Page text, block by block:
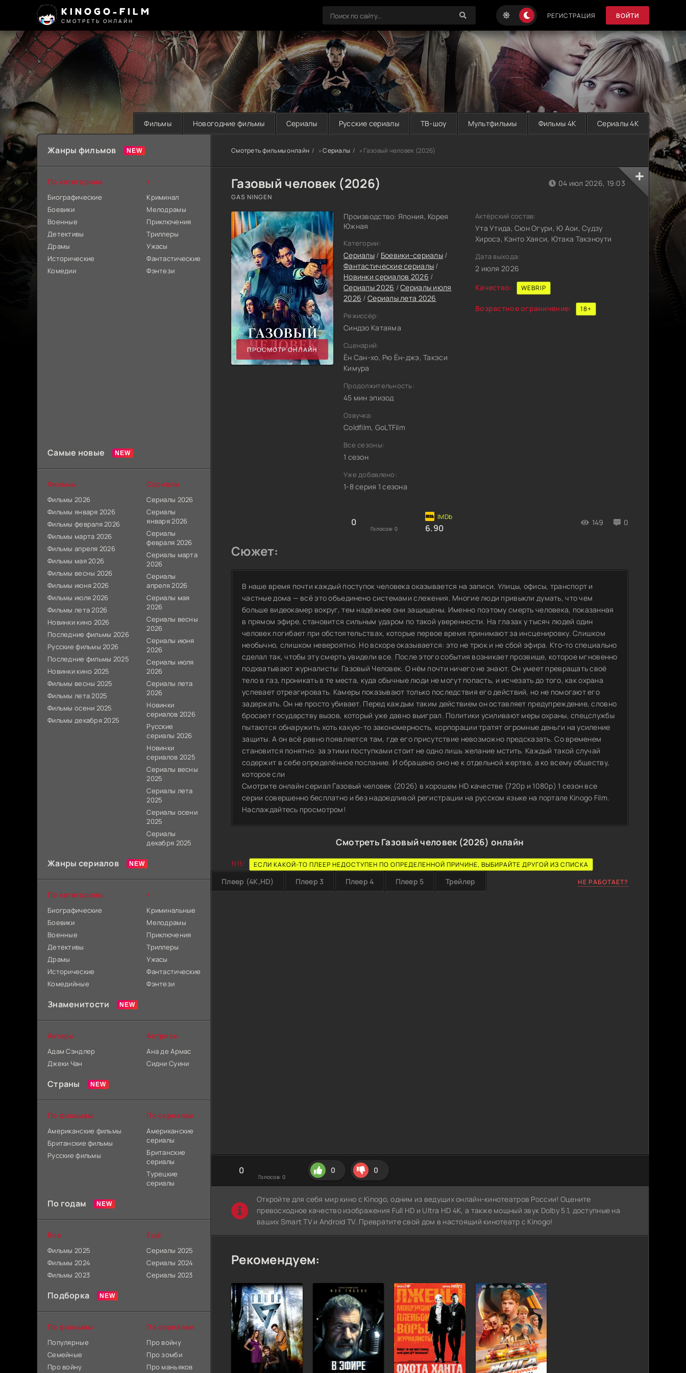
KINOGO-FILM
СМОТРЕТЬ ОНЛАЙН
РЕГИСТРАЦИЯ ВОЙТИ
Фильмы Новогодние фильмы Сериалы Русские сериалы ТВ-шоу Мультфильмы Фильмы 4K Сериалы 4K
Смотреть фильмы онлайн »Сериалы » Газовый человек (2026)
Газовый человек (2026)
GAS NINGEN
ПРОСМОТР ОНЛАЙН
Производство: Япония, Корея
Южная
Категории:
Сериалы/ Боевики-сериалы /
Фантастические сериалы /
Новинки сериалов 2026 /
Сериалы 2026 /Сериалы июля
2026 / Сериалы лета 2026
Режиссёр:
Синдзо Катаяма
Сценарий:
Ён Сан-хо, Рю Ён-джэ, Такэси
Кимура
Продолжительность:
45 мин эпизод
Озвучка:
Coldfilm, GoLTFilm
Все сезоны:
1 сезон
Уже добавлено:
1-8 серия 1 сезона
0
Голосов: 0 6.90
149 0
04 июл 2026, 19:03
Актёрский состав:
Ута Утида, Сюн Огури, Ю Аои, Судзу
Хиросэ, Кэнто Хаяси, Ютака Такэноути
Дата выхода:
2 июля 2026
Качество:
WEBRIP
Возрастное ограничение: 18+
Сюжет:
В наше время почти каждый поступок человека оказывается на записи. Улицы, офисы, транспорт и
частные дома — всё это объединено системами слежения. Многие люди привыкли думать, что чем
больше видеокамер вокруг, тем надёжнее они защищены. Именно поэтому смерть человека, показанная
в прямом эфире, становится сильным ударом по такой уверенности. На глазах у тысяч людей один
человек погибает при обстоятельствах, которые первое время принимают за инсценировку. Слишком
необычно, слишком невероятно. Но вскоре оказывается: это не трюк и не сбой эфира. Кто-то специально
сделал так, чтобы эту смерть увидели все. После этого события возникает прозвище, которое мгновенно
подхватывают журналисты: Газовый Человек. О нём почти ничего не знают. Он умеет превращать своё
тело в газ, проникать в те места, куда обычные люди не могут попасть, и исчезать до того, как охрана
успевает отреагировать. Камеры показывают только последствия его действий, но не помогают его
задержать. Он не просто убивает. Перед каждым таким действием он оставляет предупреждение, словно
бросает государству вызов, который уже давно выиграл. Политики усиливают меры охраны, спецслужбы
пытаются обнаружить хоть какую-то закономерность, корпорации тратят огромные деньги на усиление
защиты. А он всё равно появляется там, где его присутствие невозможно предсказать. Со временем
становится понятно: за этими поступками стоит не одно лишь желание мстить. Каждый такой случай
содержит в себе определённое послание. И обращено оно не к отдельной жертве, а ко всему обществу,
которое сли
Смотрите онлайн сериал Газовый человек (2026) в хорошем HD качестве (720p и 1080p) 1 сезон все
серии совершенно бесплатно и без надоедливой регистрации на русском языке на портале Kinogo Film.
Наслаждайтесь просмотром!
Смотреть Газовый человек (2026) онлайн
!!!!: ЕСЛИ КАКОЙ-ТО ПЛЕЕР НЕДОСТУПЕН ПО ОПРЕДЕЛЕННОЙ ПРИЧИНЕ, ВЫБИРАЙТЕ ДРУГОЙ ИЗ СПИСКА
Плеер (4K,HD) Плеер 3 Плеер 4 Плеер 5 Трейлер НЕ РАБОТАЕТ?
0
Голосов: 0
0 0
Откройте для себя мир кино с Kinogo, одним из ведущих онлайн-кинотеатров России! Оцените
превосходное качество изображения Full HD и Ultra HD 4K, а также мощный звук Dolby 5.1, доступные на
ваших Smart TV и Android TV. Превратите свой дом в настоящий кинотеатр с Kinogo!
Рекомендуем:
Жанры фильмов
По категориям
Биографические
Боевики
Военные
Детективы
Драмы
Исторические
Комедии
+
Криминал
Мелодрамы
Приключения
Триллеры
Ужасы
Фантастические
Фэнтези
Самые новые
Фильмы
Фильмы 2026
Фильмы января 2026
Фильмы февраля 2026
Фильмы марта 2026
Фильмы апреля 2026
Фильмы мая 2026
Фильмы весны 2026
Фильмы июня 2026
Фильмы июля 2026
Фильмы лета 2026
Новинки кино 2026
Последние фильмы 2026
Русские фильмы 2026
Последние фильмы 2025
Новинки кино 2025
Фильмы весны 2025
Фильмы лета 2025
Фильмы осени 2025
Фильмы декабря 2025
Сериалы
Сериалы 2026
Сериалы
января 2026
Сериалы
февраля 2026
Сериалы марта
2026
Сериалы
апреля 2026
Сериалы мая
2026
Сериалы весны
2026
Сериалы июня
2026
Сериалы июля
2026
Сериалы лета
2026
Новинки
сериалов 2026
Русские
сериалы 2026
Новинки
сериалов 2025
Сериалы весны
2025
Сериалы лета
2025
Сериалы осени
2025
Сериалы
декабря 2025
Жанры сериалов
По категориям
Биографические
Боевики
Военные
Детективы
Драмы
Исторические
Комедийные
+
Криминальные
Мелодрамы
Приключения
Триллеры
Ужасы
Фантастические
Фэнтези
Знаменитости
Актеры
Адам Сэндлер
Джеки Чан
Актрисы
Ана де Армас
Сидни Суини
Страны
По фильмам
Американские фильмы
Британские фильмы
Русские фильмы
По сериалам
Американские
сериалы
Британские
сериалы
Турецкие
сериалы
По годам
Все
Фильмы 2025
Фильмы 2024
Фильмы 2023
Ещё
Сериалы 2025
Сериалы 2024
Сериалы 2023
Подборка
По фильмам
Популярные
Семейные
Про войну
По сериалам
Про войну
Про зомби
Про маньяков